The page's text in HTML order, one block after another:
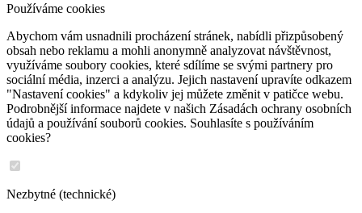
Používáme cookies
Abychom vám usnadnili procházení stránek, nabídli přizpůsobený
obsah nebo reklamu a mohli anonymně analyzovat návštěvnost,
využíváme soubory cookies, které sdílíme se svými partnery pro
sociální média, inzerci a analýzu. Jejich nastavení upravíte odkazem
"Nastavení cookies" a kdykoliv jej můžete změnit v patičce webu.
Podrobnější informace najdete v našich Zásadách ochrany osobních
údajů a používání souborů cookies. Souhlasíte s používáním
cookies?
Nezbytné (technické)